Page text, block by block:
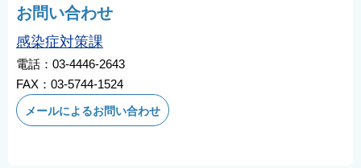
お問い合わせ
感染症対策課
電話：03-4446-2643
FAX：03-5744-1524
メールによるお問い合わせ